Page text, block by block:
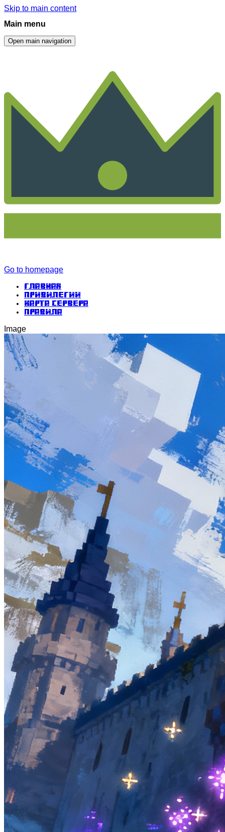
Skip to main content
Main menu
Open main navigation
Go to homepage
Главная
Привилегии
Карта сервера
Правила
Image